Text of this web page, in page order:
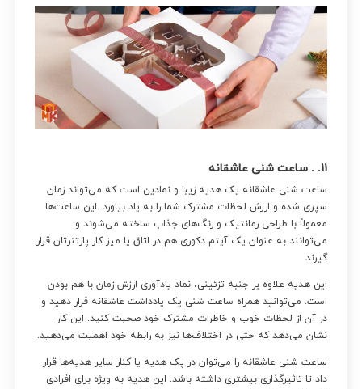
۱۱. . ساعت شنی عاشقانه
ساعت شنی عاشقانه یک هدیه زیبا و نمادین است که می‌تواند زمان
سپری شده و ارزش لحظات مشترک شما را به یاد بیاورد. این ساعت‌ها
معمولاً با طراحی رمانتیک و رنگ‌های جذاب ساخته می‌شوند و
می‌توانند به عنوان یک آیتم دکوری هم در اتاق یا میز کار پارتنرتان قرار
گیرند.
این هدیه علاوه بر جنبه تزئینی، نماد یادآوری ارزش زمان با هم بودن
است. می‌توانید همراه ساعت شنی یک یادداشت عاشقانه قرار دهید و
در آن از لحظات خوب و خاطرات مشترک خود صحبت کنید. این کار
نشان می‌دهد که حتی در اختلاف‌ها نیز به رابطه خود اهمیت می‌دهید.
ساعت شنی عاشقانه را می‌توان در پک هدیه یا کنار سایر هدیه‌ها قرار
داد تا تاثیرگذاری بیشتری داشته باشد. این هدیه به ویژه برای افرادی